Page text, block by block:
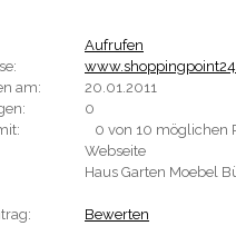
Aufrufen
am:
20.01.2011
0
0 von 10 möglichen
Webseite
Haus Garten Moebel
Bewerten